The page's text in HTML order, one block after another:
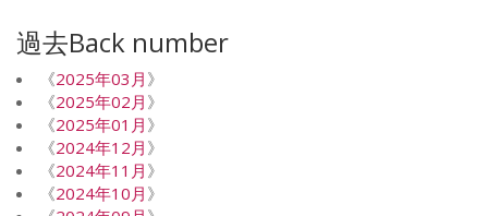
過去Back number
《2025年03月 》
《2025年02月 》
《2025年01月 》
《2024年12月 》
《2024年11月 》
《2024年10月 》